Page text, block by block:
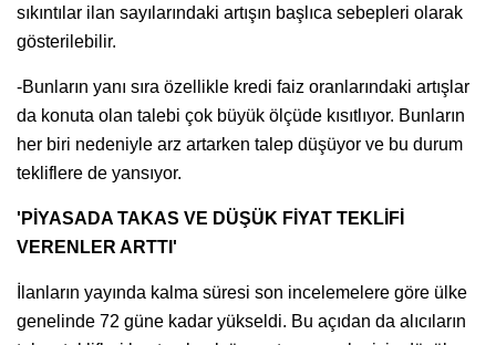
sıkıntılar ilan sayılarındaki artışın başlıca sebepleri olarak
gösterilebilir.
-Bunların yanı sıra özellikle kredi faiz oranlarındaki artışlar
da konuta olan talebi çok büyük ölçüde kısıtlıyor. Bunların
her biri nedeniyle arz artarken talep düşüyor ve bu durum
tekliflere de yansıyor.
'PİYASADA TAKAS VE DÜŞÜK FİYAT TEKLİFİ
VERENLER ARTTI'
İlanların yayında kalma süresi son incelemelere göre ülke
genelinde 72 güne kadar yükseldi. Bu açıdan da alıcıların